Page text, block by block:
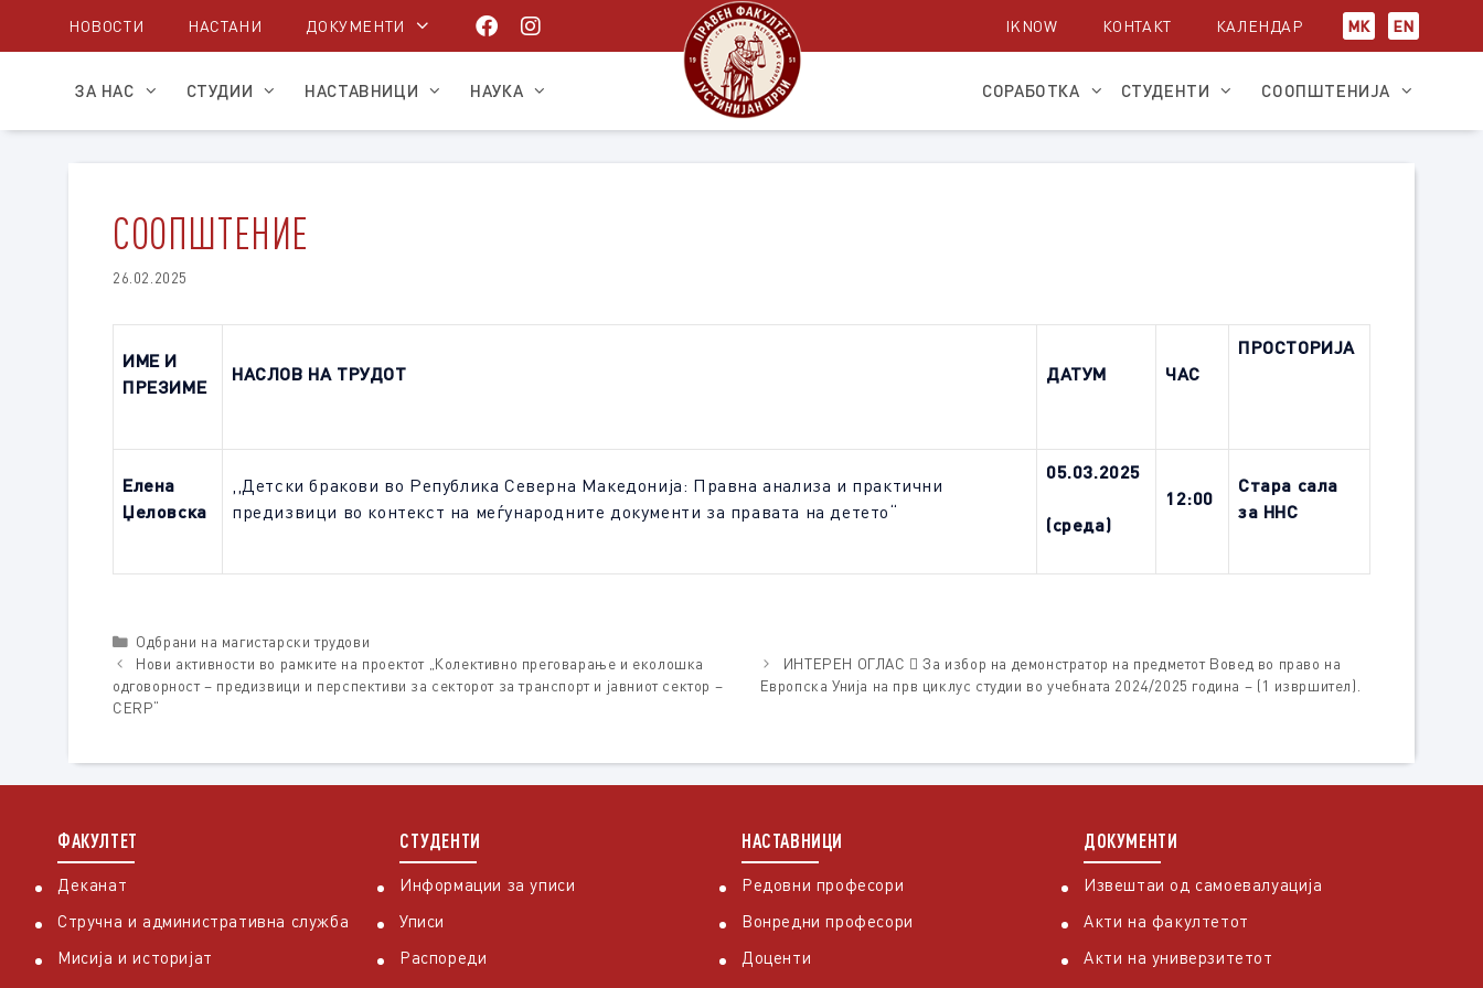
НОВОСТИ НАСТАНИ ДОКУМЕНТИ IKNOW КОНТАКТ КАЛЕНДАР МК EN
ЗА НАС СТУДИИ НАСТАВНИЦИ НАУКА СОРАБОТКА СТУДЕНТИ СООПШТЕНИЈА
СООПШТЕНИЕ
26.02.2025
ИМЕ И
ПРЕЗИМЕ
НАСЛОВ НА ТРУДОТ ДАТУМ ЧАС
ПРОСТОРИЈА
Елена
Џеловска
,,Детски бракови во Република Северна Македонија: Правна анализа и практични
предизвици во контекст на меѓународните документи за правата на детето“
05.03.2025
(среда)
12:00
Стара сала
за ННС
Categories
Одбрани на магистарски трудови
Нови активности во рамките на проектот „Колективно преговарање и еколошка
одговорност – предизвици и перспективи за секторот за транспорт и јавниот сектор –
CERP“
ИНТЕРЕН ОГЛАС  За избор на демонстратор на предметот Вовед во право на
Европска Унија на прв циклус студии во учебната 2024/2025 година – (1 извршител).
ФАКУЛТЕТ
Деканат
Стручна и административна служба
Мисија и историјат
СТУДЕНТИ
Информации за уписи
Уписи
Распореди
НАСТАВНИЦИ
Редовни професори
Вонредни професори
Доценти
ДОКУМЕНТИ
Извештаи од самоевалуација
Акти на факултетот
Акти на универзитетот